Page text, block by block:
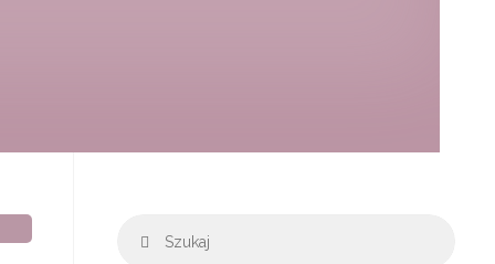
Szukaj